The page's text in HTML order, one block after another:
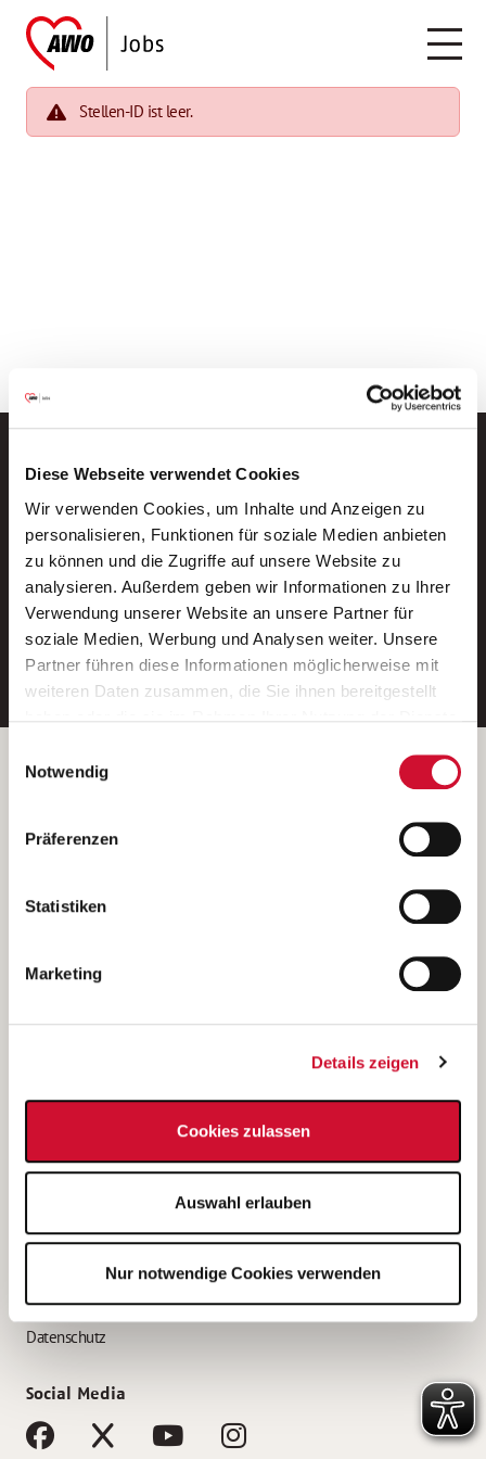
Diese Webseite verwendet Cookies
Wir verwenden Cookies, um Inhalte und Anzeigen zu
personalisieren, Funktionen für soziale Medien anbieten
zu können und die Zugriffe auf unsere Website zu
analysieren. Außerdem geben wir Informationen zu Ihrer
Verwendung unserer Website an unsere Partner für
soziale Medien, Werbung und Analysen weiter. Unsere
Partner führen diese Informationen möglicherweise mit
weiteren Daten zusammen, die Sie ihnen bereitgestellt
Wenn Sie auf „Cookies zulassen“ klicken, so stimmen
Sie der Speicherung sämtlicher Cookies zu. Sie können
Ihre Einwilligung selbstverständlich jederzeit widerrufen,
indem Sie die Cookie-Einstellungen aufrufen und diese
unsererDatenschutzerklärung
Notwendig
Präferenzen
Statistiken
Marketing
Details zeigen
Cookies zulassen
Auswahl erlauben
Nur notwendige Cookies verwenden
Stellen-ID ist leer.
Neue Stellen per E-Mail.
Ein kostenloser Service von AWO
Jobs.
E-Mail-Adresse eintragen
Betreiber der Webseite
Kantstraße 45a
(Ein Tochterunternehmen des AWO Bezirksverbandes Unterfranken
e.V.)
Bewerbung als Altenpflegehelfer*in
Bewerbung als Erzieher*in
AWO Gliederungen nach Bundesland
Impressum
Datenschutz
Social Media